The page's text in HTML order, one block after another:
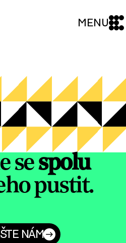
MENU
sespolu
pustit.
NÁM